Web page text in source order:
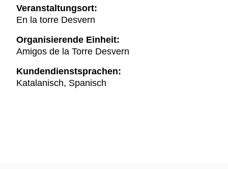
Veranstaltungsort:
En la torre Desvern
Organisierende Einheit:
Amigos de la Torre Desvern
Kundendienstsprachen:
Katalanisch, Spanisch